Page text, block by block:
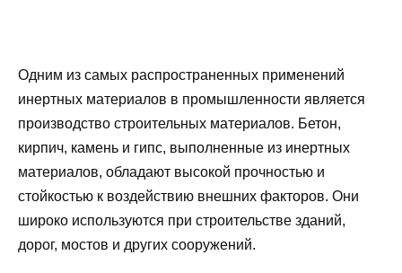
Одним из самых распространенных применений
инертных материалов в промышленности является
производство строительных материалов. Бетон,
кирпич, камень и гипс, выполненные из инертных
материалов, обладают высокой прочностью и
стойкостью к воздействию внешних факторов. Они
широко используются при строительстве зданий,
дорог, мостов и других сооружений.